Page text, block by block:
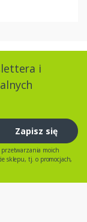
i
Zapisz się
przetwarzania moich
sklepu, tj. o promocjach,